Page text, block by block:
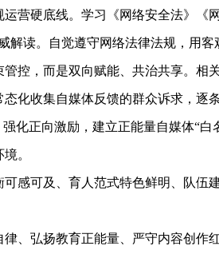
营硬底线。学习《网络安全法》《
读。自觉遵守网络法律法规，用客
，而是双向赋能、共治共享。相
化收集自媒体反馈的群众诉求，逐
化正向激励，建立正能量自媒体“
。
可及、育人范式特色鲜明、队伍
弘扬教育正能量、严守内容创作红